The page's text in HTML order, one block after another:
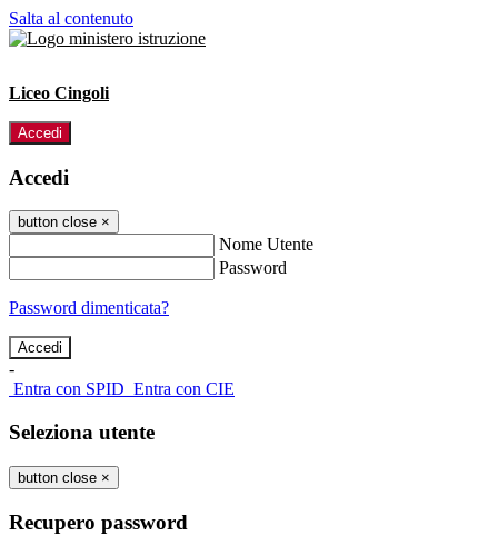
Salta al contenuto
Liceo Cingoli
Accedi
Accedi
button close ×
Nome Utente
Password
Password dimenticata?
-
Entra con SPID Entra con CIE
Seleziona utente
button close ×
Recupero password